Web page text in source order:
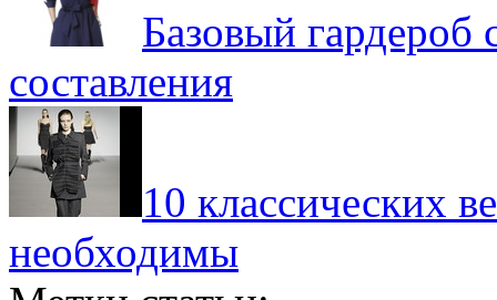
Базовый гардероб
составления
10 классических
необходимы